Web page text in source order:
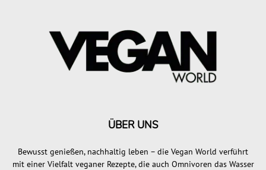
ÜBER UNS
Bewusst genießen, nachhaltig leben – die Vegan World verführt
mit einer Vielfalt veganer Rezepte, die auch Omnivoren das Wasser